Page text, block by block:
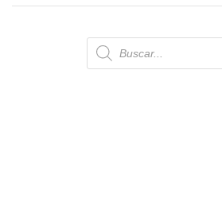
Búsqueda
de
productos